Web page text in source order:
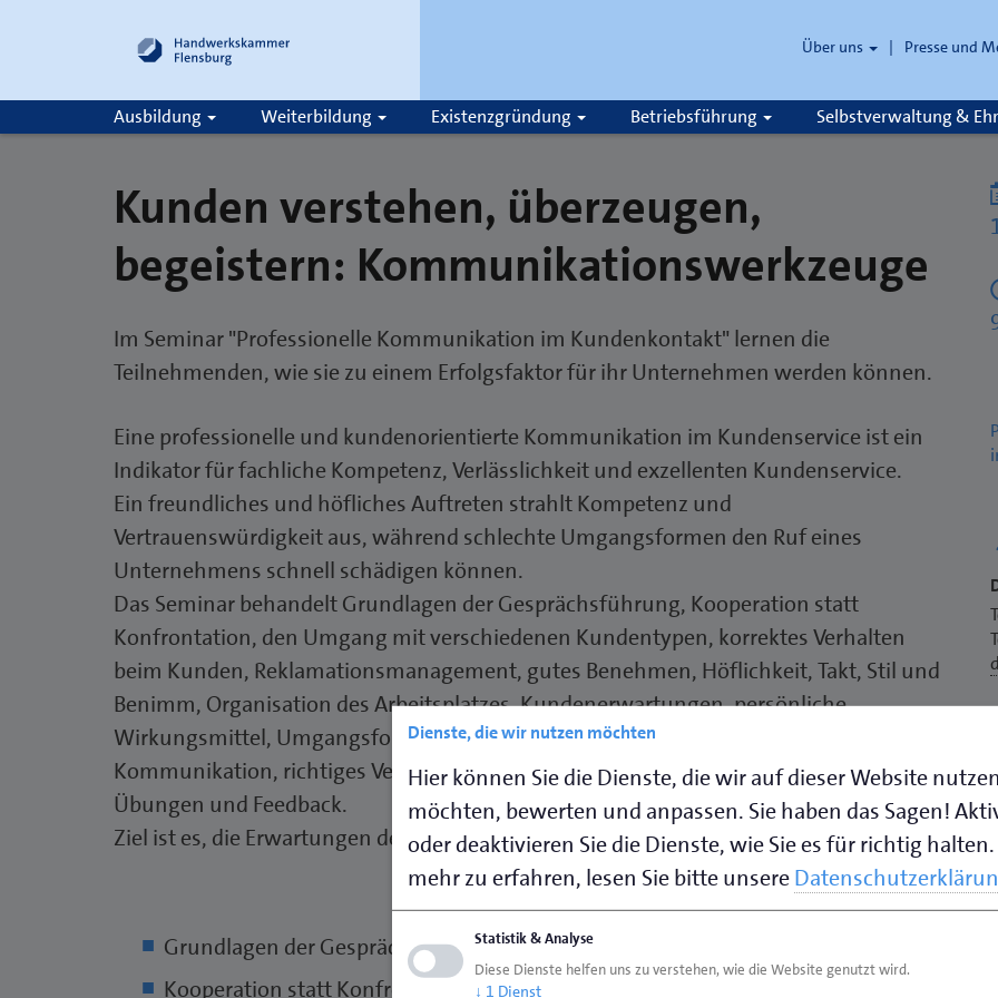
Über uns Presse und
Ausbildung Weiterbildung Existenzgründung Betriebsführung Selbstverwaltung &
Suche
Kunden verstehen, überzeugen,
begeistern: Kommunikationswerkzeuge
Im Seminar "Professionelle Kommunikation im Kundenkontakt" lernen die
Teilnehmenden, wie sie zu einem Erfolgsfaktor für ihr Unternehmen werden können.
Eine professionelle und kundenorientierte Kommunikation im Kundenservice ist ein
Indikator für fachliche Kompetenz, Verlässlichkeit und exzellenten Kundenservice.
Ein freundliches und höfliches Auftreten strahlt Kompetenz und
Vertrauenswürdigkeit aus, während schlechte Umgangsformen den Ruf eines
Unternehmens schnell schädigen können.
Das Seminar behandelt Grundlagen der Gesprächsführung, Kooperation statt
Konfrontation, den Umgang mit verschiedenen Kundentypen, korrektes Verhalten
beim Kunden, Reklamationsmanagement, gutes Benehmen, Höflichkeit, Takt, Stil und
Benimm, Organisation des Arbeitsplatzes, Kundenerwartungen, persönliche
Wirkungsmittel, Umgangsformen im Team und Teambildung, kundenorientierte
Kommunikation, richtiges Verhalten in schwierigen Situationen sowie praktische
Übungen und Feedback.
Ziel ist es, die Erwartungen der Kunden zu übertreffen und sie zu begeistern.
Grundlagen der Gesprächsführung
Kooperation statt Konfrontation
Dienste, die wir nutzen möchten
Hier können Sie die Dienste, die wir auf dieser Website nutzen
möchten, bewerten und anpassen. Sie haben das Sagen!
oder deaktivieren Sie die Dienste, wie Sie es für richtig halten.
mehr zu erfahren, lesen Sie bitte unsere
Statistik & Analyse
Diese Dienste helfen uns zu verstehen, wie die Website genutzt wird.
↓ 1 Dienst